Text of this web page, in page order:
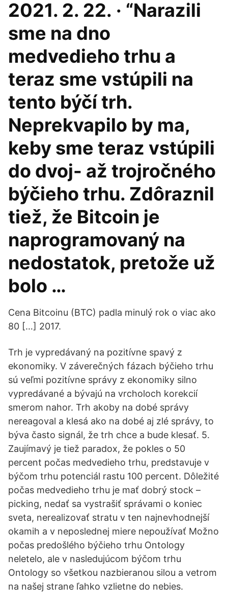
2021. 2. 22. · “Narazili
sme na dno
medvedieho trhu a
teraz sme vstúpili na
tento býčí trh.
Neprekvapilo by ma,
keby sme teraz vstúpili
do dvoj- až trojročného
býčieho trhu. Zdôraznil
tiež, že Bitcoin je
naprogramovaný na
nedostatok, pretože už
bolo …
Cena Bitcoinu (BTC) padla minulý rok o viac ako
80 […] 2017.
Trh je vypredávaný na pozitívne spavý z
ekonomiky. V záverečných fázach býčieho trhu
sú veľmi pozitívne správy z ekonomiky silno
vypredávané a bývajú na vrcholoch korekcií
smerom nahor. Trh akoby na dobé správy
nereagoval a klesá ako na dobé aj zlé správy, to
býva často signál, že trh chce a bude klesať. 5.
Zaujímavý je tiež paradox, že pokles o 50
percent počas medvedieho trhu, predstavuje v
býčom trhu potenciál rastu 100 percent. Dôležité
počas medvedieho trhu je mať dobrý stock –
picking, nedať sa vystrašiť správami o koniec
sveta, nerealizovať stratu v ten najnevhodnejší
okamih a v neposlednej miere nepoužívať Možno
počas predošlého býčieho trhu Ontology
neletelo, ale v nasledujúcom býčom trhu
Ontology so všetkou nazbieranou silou a vetrom
na našej strane ľahko vzlietne do nebies.